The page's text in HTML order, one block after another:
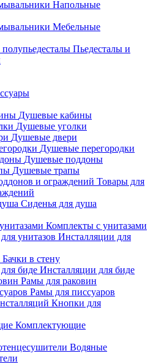
Напольные
Мебельные
Пьедесталы и
Душевые кабины
Душевые уголки
Душевые двери
Душевые перегородки
Душевые поддоны
Душевые трапы
Товары для
Сиденья для душа
Комплекты с унитазами
Инсталляции для
Бачки в стену
Инсталляции для биде
Рамы для раковин
Рамы для писсуаров
Кнопки для
Комплектующие
Водяные